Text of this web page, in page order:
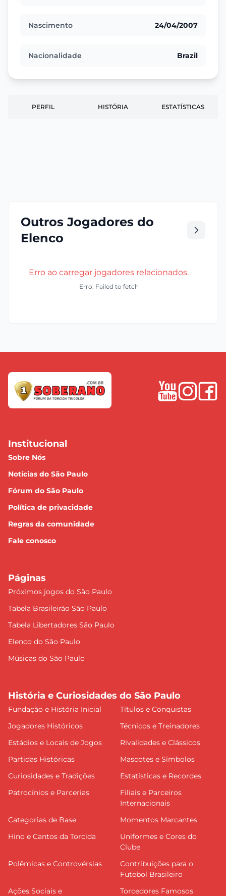
Nascimento 24/04/2007
Nacionalidade Brazil
PERFIL HISTÓRIA ESTATÍSTICAS
Outros Jogadores do
Elenco
Erro ao carregar jogadores relacionados.
Erro: Failed to fetch
Institucional
Sobre Nós
Notícias do São Paulo
Fórum do São Paulo
Política de privacidade
Regras da comunidade
Fale conosco
Páginas
Próximos jogos do São Paulo
Tabela Brasileirão São Paulo
Tabela Libertadores São Paulo
Elenco do São Paulo
Músicas do São Paulo
História e Curiosidades do São Paulo
Fundação e História Inicial
Títulos e Conquistas
Jogadores Históricos
Técnicos e Treinadores
Estádios e Locais de Jogos
Rivalidades e Clássicos
Partidas Históricas
Mascotes e Símbolos
Curiosidades e Tradições
Estatísticas e Recordes
Patrocínios e Parcerias
Filiais e Parceiros
Internacionais
Categorias de Base
Momentos Marcantes
Hino e Cantos da Torcida
Uniformes e Cores do
Clube
Polêmicas e Controvérsias
Contribuições para o
Futebol Brasileiro
Ações Sociais e
Torcedores Famosos